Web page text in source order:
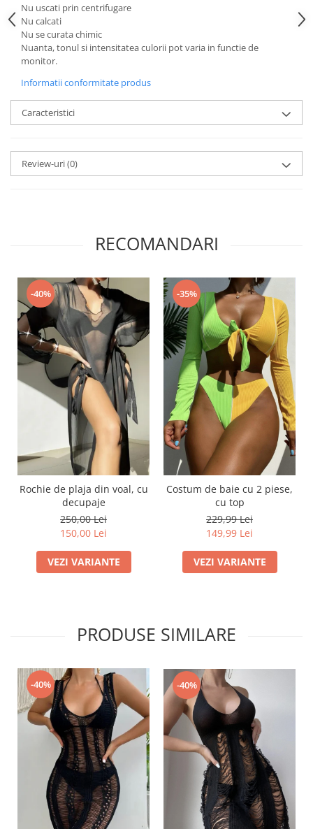
Nu uscati prin centrifugare
Nu calcati
Nu se curata chimic
Nuanta, tonul si intensitatea culorii pot varia in functie de
monitor.
Informatii conformitate produs
Caracteristici
Review-uri(0)
RECOMANDARI
-40%
Rochie de plaja din voal, cu
decupaje
250,00 Lei
150,00 Lei
VEZI VARIANTE
-35%
Costum de baie cu 2 piese,
cu top
229,99 Lei
149,99 Lei
VEZI VARIANTE
PRODUSE SIMILARE
-40% -40%